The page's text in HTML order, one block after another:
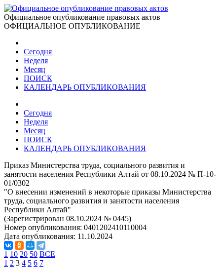
Официальное опубликование правовых актов
ОФИЦИАЛЬНОЕ ОПУБЛИКОВАНИЕ
Сегодня
Неделя
Месяц
ПОИСК
КАЛЕНДАРЬ ОПУБЛИКОВАНИЯ
Сегодня
Неделя
Месяц
ПОИСК
КАЛЕНДАРЬ ОПУБЛИКОВАНИЯ
Приказ Министерства труда, социального развития и
занятости населения Республики Алтай от 08.10.2024 № П-10-
01/0302
"О внесении изменений в некоторые приказы Министерства
труда, социального развития и занятости населения
Республики Алтай"
(Зарегистрирован 08.10.2024 № 0445)
Номер опубликования: 0401202410110004
Дата опубликования: 11.10.2024
1 10 20 50 ВСЕ
1 2 3 4 5 6 7